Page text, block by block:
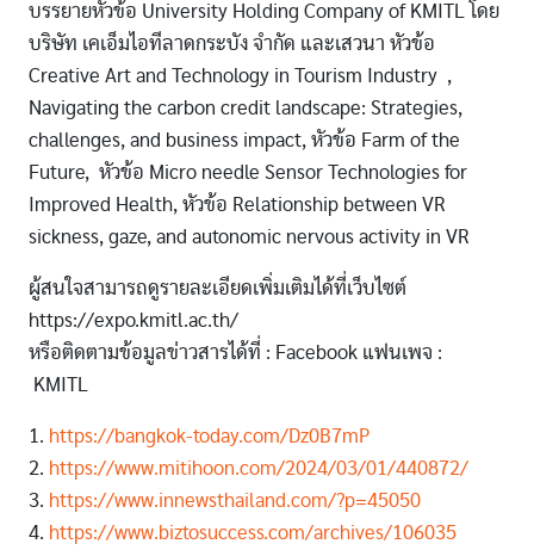
บรรยายหัวข้อ University Holding Company of KMITL โดย
บริษัท เคเอ็มไอทีลาดกระบัง จำกัด และเสวนา หัวข้อ
Creative Art and Technology in Tourism Industry ,
Navigating the carbon credit landscape: Strategies,
challenges, and business impact, หัวข้อ Farm of the
Future, หัวข้อ Micro needle Sensor Technologies for
Improved Health, หัวข้อ Relationship between VR
sickness, gaze, and autonomic nervous activity in VR
ผู้สนใจสามารถดูรายละเอียดเพิ่มเติมได้ที่เว็บไซต์
https://expo.kmitl.ac.th/
หรือติดตามข้อมูลข่าวสารได้ที่ : Facebook แฟนเพจ :
KMITL
1. https://bangkok-today.com/Dz0B7mP
2. https://www.mitihoon.com/2024/03/01/440872/
3. https://www.innewsthailand.com/?p=45050
4. https://www.biztosuccess.com/archives/106035